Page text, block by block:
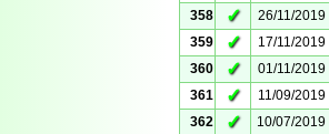
358
✓ 26/11/2019
359
✓ 17/11/2019
360
✓ 01/11/2019
361
✓ 11/09/2019
362
✓ 10/07/2019